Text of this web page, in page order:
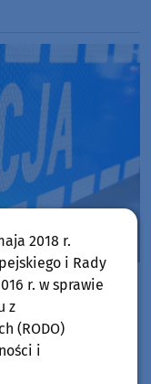
kompletnie
już straciła
2018 r.
i Rady
r. w sprawie
z
(RODO)
i